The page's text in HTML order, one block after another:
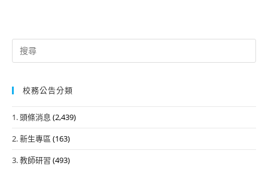
Search
for:
校務公告分類
1. 頭條消息 (2,439)
2. 新生專區 (163)
3. 教師研習 (493)